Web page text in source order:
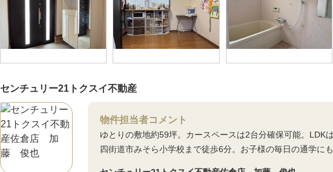
センチュリー21トクスイ不動産
物件担当者コメント
ゆとりの敷地約59坪。カースペースは2台分確保可能。LDK
四街道市みそら小学校まで徒歩6分。お子様の毎日の通学にも